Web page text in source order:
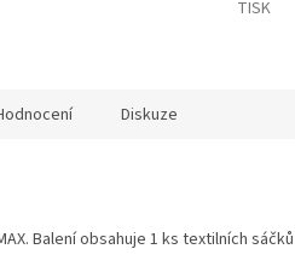
TISK
Diskuze
Balení obsahuje 1 ks textilních sáčků